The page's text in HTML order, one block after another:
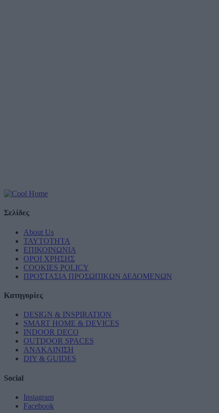
Σελίδες
About Us
ΤΑΥΤΟΤΗΤΑ
ΕΠΙΚΟΙΝΩΝΙΑ
ΟΡΟΙ ΧΡΗΣΗΣ
COOKIES POLICY
ΠΡΟΣΤΑΣΙΑ ΠΡΟΣΩΠΙΚΩΝ ΔΕΔΟΜΕΝΩΝ
Κατηγορίες
DESIGN & INSPIRATION
SMART HOME & DEVICES
INDOOR DECO
OUTDOOR SPACES
ΑΝΑΚΑΙΝΙΣΗ
DIY & GUIDES
Social
Instagram
Facebook